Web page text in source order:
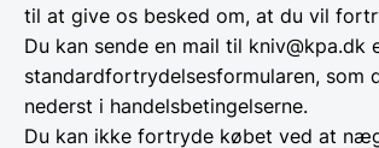
til at give os besked om, at du vil
Du kan sende en mail til kniv@kpa.dk
standardfortrydelsesformularen, som
nederst i handelsbetingelserne.
Du kan ikke fortryde købet ved at